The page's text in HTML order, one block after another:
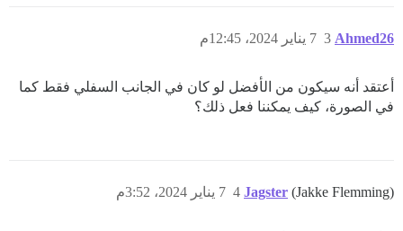
Ahmed26 7 يناير 2024، 12:45م 3
أعتقد أنه سيكون من الأفضل لو كان في الجانب السفلي فقط كما
في الصورة، كيف يمكننا فعل ذلك؟
Jagster (Jakke Flemming) 7 يناير 2024، 3:52م 4